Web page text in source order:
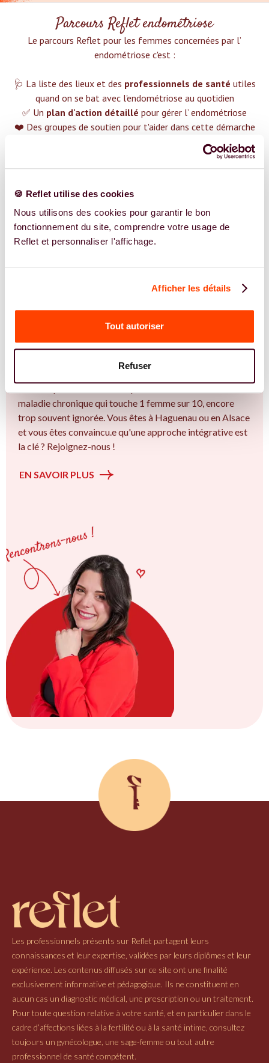
🍪 Reflet utilise des cookies
Nous utilisons des cookies pour garantir le bon
fonctionnement du site, comprendre votre usage de
Reflet et personnaliser l'affichage.
Afficher les détails
Tout autoriser
Refuser
Parcours Reflet endométriose
Le parcours Reflet pour les femmes concernées par l’
endométriose c'est :‍
🩺 La liste des lieux et des professionnels de santé utiles
quand on se bat avec l'endométriose au quotidien
✅ Un plan d'action détaillé pour gérer l’ endométriose
❤️ Des groupes de soutien pour t'aider dans cette démarche
😉 Du contenu avec tout ce que tu dois savoir sur l’
Plus de 400 femmes déjà accompagnées !
Vous êtes Ostéopathe expert.e.s en
endométriose ?
Vous êtes Ostéopathe spécialiste dans dans
maladie chronique qui touche 1 femme sur 10, encore
trop souvent ignorée. Vous êtes à Haguenau ou en Alsace
et vous êtes convaincu.e qu'une approche intégrative est
la clé ? Rejoignez-nous !
EN SAVOIR PLUS
Les professionnels présents sur Reflet partagent leurs
connaissances et leur expertise, validées par leurs diplômes et leur
expérience. Les contenus diffusés sur ce site ont une finalité
exclusivement informative et pédagogique. Ils ne constituent en
aucun cas un diagnostic médical, une prescription ou un traitement.
Pour toute question relative à votre santé, et en particulier dans le
cadre d’affections liées à la fertilité ou à la santé intime, consultez
toujours un gynécologue, une sage-femme ou tout autre
professionnel de santé compétent.